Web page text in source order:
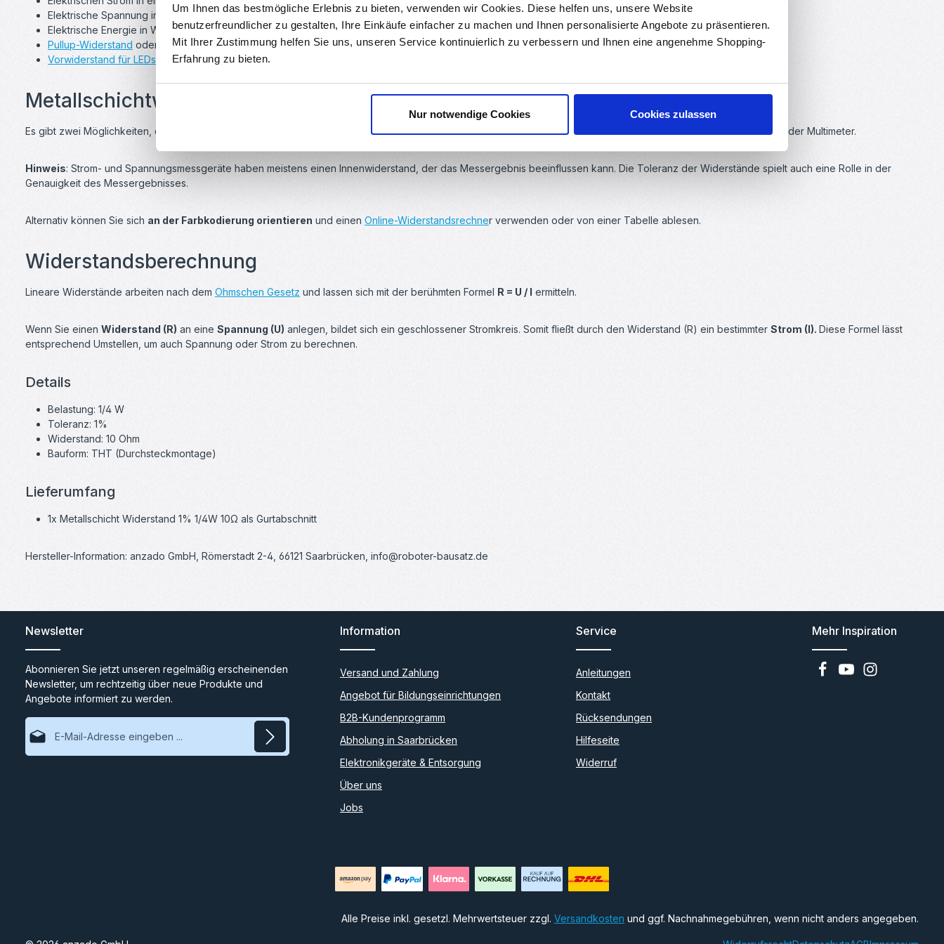
Um Ihnen das bestmögliche Erlebnis zu bieten, verwenden wir Cookies. Diese helfen uns, unsere Website
benutzerfreundlicher zu gestalten, Ihre Einkäufe einfacher zu machen und Ihnen personalisierte Angebote zu präsentieren.
Mit Ihrer Zustimmung helfen Sie uns, unseren Service kontinuierlich zu verbessern und Ihnen eine angenehme Shopping-
Erfahrung zu bieten.
Nur notwendige Cookies Cookies zulassen
Elektrische Spannung in einer Schaltung aufteilen
Elektrische Energie in Wärmeenergie umwandeln
Pullup-Widerstand oder Pulldown-Widerstand
Vorwiderstand für LEDs
Metallschichtwiderstand bestimmen
Es gibt zwei Möglichkeiten, den Metallschichtwiderstand zu bestimmen, den man vor sich hat. So können Sie den Widerstand ausmessen, z.B. mit einem Ohmmeter oder Multimeter.
Hinweis: Strom- und Spannungsmessgeräte haben meistens einen Innenwiderstand, der das Messergebnis beeinflussen kann. Die Toleranz der Widerstände spielt auch eine Rolle in der
Genauigkeit des Messergebnisses.
Alternativ können Sie sich an der Farbkodierung orientieren und einen Online-Widerstandsrechner verwenden oder von einer Tabelle ablesen.
Widerstandsberechnung
Lineare Widerstände arbeiten nach dem Ohmschen Gesetz und lassen sich mit der berühmten Formel R = U / I ermitteln.
Wenn Sie einen Widerstand (R) an eine Spannung (U) anlegen, bildet sich ein geschlossener Stromkreis. Somit fließt durch den Widerstand (R) ein bestimmter Strom (I). Diese Formel lässt
entsprechend Umstellen, um auch Spannung oder Strom zu berechnen.
Details
Belastung: 1/4 W
Toleranz: 1%
Widerstand: 10 Ohm
Bauform: THT (Durchsteckmontage)
Lieferumfang
1x Metallschicht Widerstand 1% 1/4W 10Ω als Gurtabschnitt
Hersteller-Information: anzado GmbH, Römerstadt 2-4, 66121 Saarbrücken, info@roboter-bausatz.de
Newsletter
Abonnieren Sie jetzt unseren regelmäßig erscheinenden
Newsletter, um rechtzeitig über neue Produkte und
Angebote informiert zu werden.
E-Mail-Adresse*
Information
Versand und Zahlung
Angebot für Bildungseinrichtungen
B2B-Kundenprogramm
Abholung in Saarbrücken
Elektronikgeräte & Entsorgung
Über uns
Jobs
Service
Anleitungen
Kontakt
Rücksendungen
Hilfeseite
Widerruf
Mehr Inspiration
Alle Preise inkl. gesetzl. Mehrwertsteuer zzgl. Versandkosten und ggf. Nachnahmegebühren, wenn nicht anders angegeben.